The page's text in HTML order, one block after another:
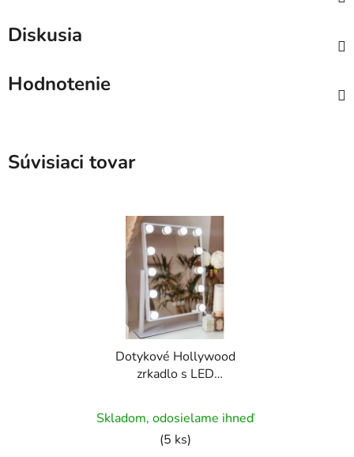
Diskusia
Hodnotenie
Súvisiaci tovar
Dotykové Hollywood
zrkadlo s LED
polohovateľné - 30 x 45
cmhodnotenie
produktu
Skladom, odosielame ihneď
(5 ks)